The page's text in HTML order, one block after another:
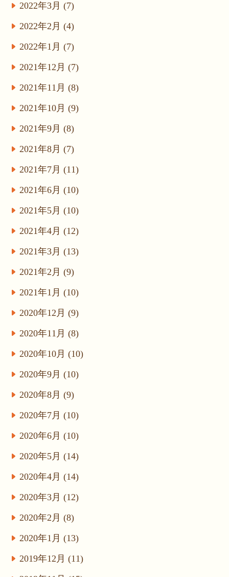
2022年3月 (7)
2022年2月 (4)
2022年1月 (7)
2021年12月 (7)
2021年11月 (8)
2021年10月 (9)
2021年9月 (8)
2021年8月 (7)
2021年7月 (11)
2021年6月 (10)
2021年5月 (10)
2021年4月 (12)
2021年3月 (13)
2021年2月 (9)
2021年1月 (10)
2020年12月 (9)
2020年11月 (8)
2020年10月 (10)
2020年9月 (10)
2020年8月 (9)
2020年7月 (10)
2020年6月 (10)
2020年5月 (14)
2020年4月 (14)
2020年3月 (12)
2020年2月 (8)
2020年1月 (13)
2019年12月 (11)